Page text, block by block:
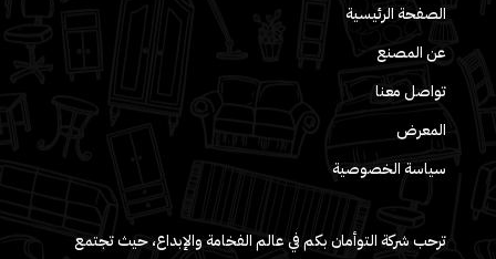
الصفحة الرئيسية
عن المصنع
تواصل معنا
المعرض
سياسة الخصوصية
ترحب شركة التوأمان بكم في عالم الفخامة والإبداع، حيث تجتمع